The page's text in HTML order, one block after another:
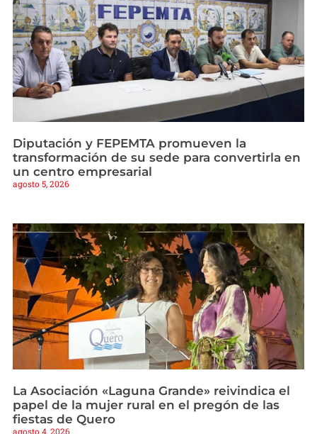
Diputación y FEPEMTA promueven la
transformación de su sede para convertirla en
un centro empresarial
agosto 5, 2026
La Asociación «Laguna Grande» reivindica el
papel de la mujer rural en el pregón de las
fiestas de Quero
agosto 4, 2026